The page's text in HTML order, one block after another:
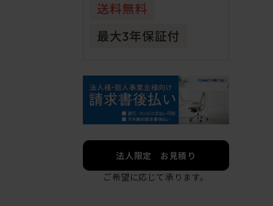
法人限定 お見積り
ご希望に応じて承ります。